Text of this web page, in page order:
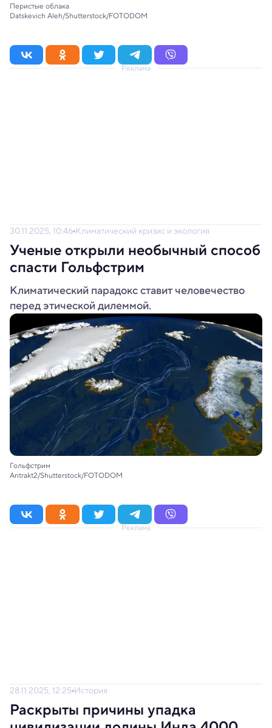
Перистые облака
Datskevich Aleh/Shutterstock/FOTODOM
Реклама
30.11.2025, 10:46 Климатический кризис и экология
Ученые открыли необычный способ
спасти Гольфстрим
Климатический парадокс ставит человечество
перед этической дилеммой.
Гольфстрим
Antrakt2/Shutterstock/FOTODOM
Реклама
28.11.2025, 12:25 История
Раскрыты причины упадка